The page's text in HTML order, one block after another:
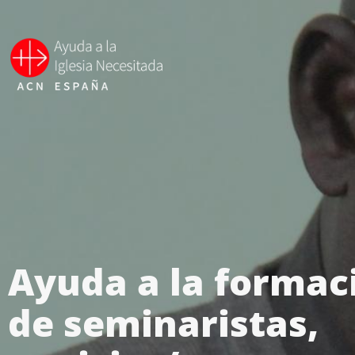
Ayuda a la
de seminaristas,